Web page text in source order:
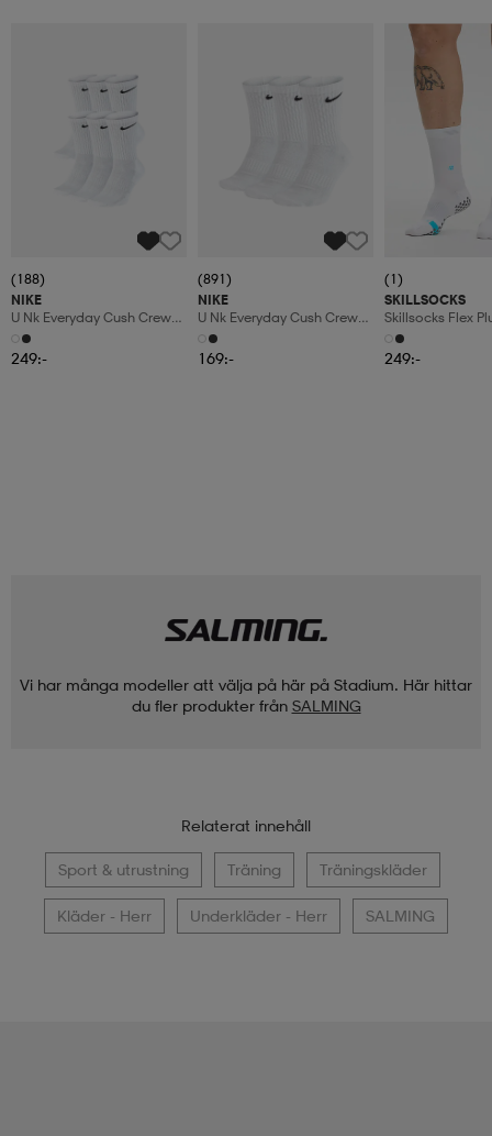
(188)
NIKE
U Nk Everyday Cush Crew
6pr-Bd
249:-
(891)
NIKE
U Nk Everyday Cush Crew
3pr
169:-
(1)
SKILLSOCKS
Skillsocks Flex
249:-
Vi har många modeller att välja på här på Stadium. Här hittar
du fler produkter från SALMING
Relaterat innehåll
Sport & utrustning Träning Träningskläder
Kläder - Herr Underkläder - Herr SALMING